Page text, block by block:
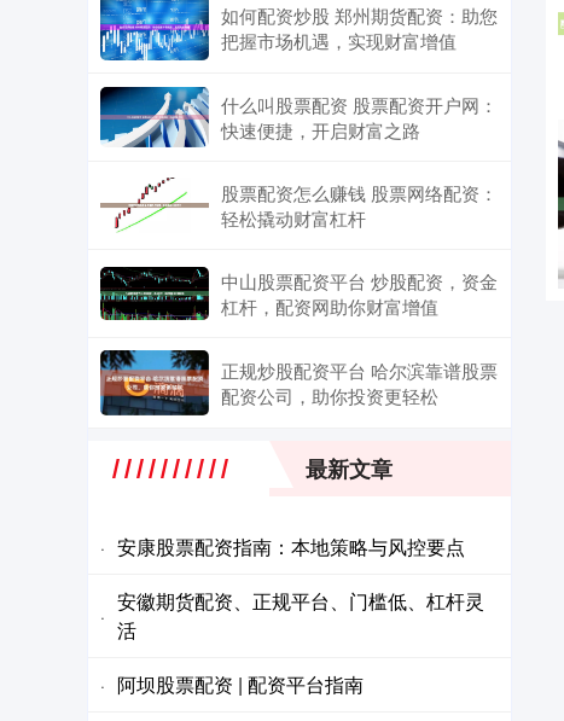
如何配资炒股 郑州期货配资：助您
把握市场机遇，实现财富增值
什么叫股票配资 股票配资开户网：
快速便捷，开启财富之路
股票配资怎么赚钱 股票网络配资：
轻松撬动财富杠杆
中山股票配资平台 炒股配资，资金
杠杆，配资网助你财富增值
正规炒股配资平台 哈尔滨靠谱股票
配资公司，助你投资更轻松
最新文章
· 安康股票配资指南：本地策略与风控要点
·
安徽期货配资、正规平台、门槛低、杠杆灵
活
· 阿坝股票配资 | 配资平台指南